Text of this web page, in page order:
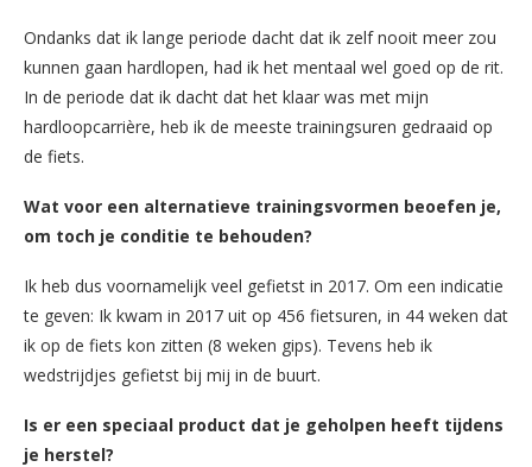
Ondanks dat ik lange periode dacht dat ik zelf nooit meer zou
kunnen gaan hardlopen, had ik het mentaal wel goed op de rit.
In de periode dat ik dacht dat het klaar was met mijn
hardloopcarrière, heb ik de meeste trainingsuren gedraaid op
de fiets.
Wat voor een alternatieve trainingsvormen beoefen je,
om toch je conditie te behouden?
Ik heb dus voornamelijk veel gefietst in 2017. Om een indicatie
te geven: Ik kwam in 2017 uit op 456 fietsuren, in 44 weken dat
ik op de fiets kon zitten (8 weken gips). Tevens heb ik
wedstrijdjes gefietst bij mij in de buurt.
Is er een speciaal product dat je geholpen heeft tijdens
je herstel?